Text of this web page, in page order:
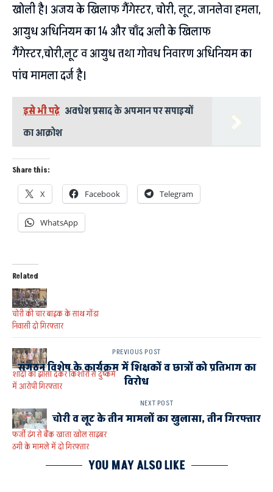
खोली है। अजय के खिलाफ गैंगेस्टर, चोरी, लूट, जानलेवा हमला,
आयुध अधिनियम का 14 और चाँद अली के खिलाफ
गैंगेस्टर,चोरी,लूट व आयुध तथा गोवध निवारण अधिनियम का
पांच मामला दर्ज है।
इसे भी पढ़े अवधेश प्रसाद के अपमान पर सपाइयों
का आक्रोश
Share this:
X Facebook Telegram
WhatsApp
Related
चोरी की चार बाइक के साथ गोंडा
निवासी दो गिरफ्तार
शादी का झांसा देकर किशोरी से दुष्कर्म
में आरोपी गिरफ्तार
फर्जी ढंग से बैंक खाता खोल साइबर
ठगी के मामले में दो गिरफ्तार
PREVIOUS POST
संगठन विशेष के कार्यक्रम में शिक्षकों व छात्रों को प्रतिभाग का
विरोध
NEXT POST
चोरी व लूट के तीन मामलों का खुलासा, तीन गिरफ्तार
YOU MAY ALSO LIKE